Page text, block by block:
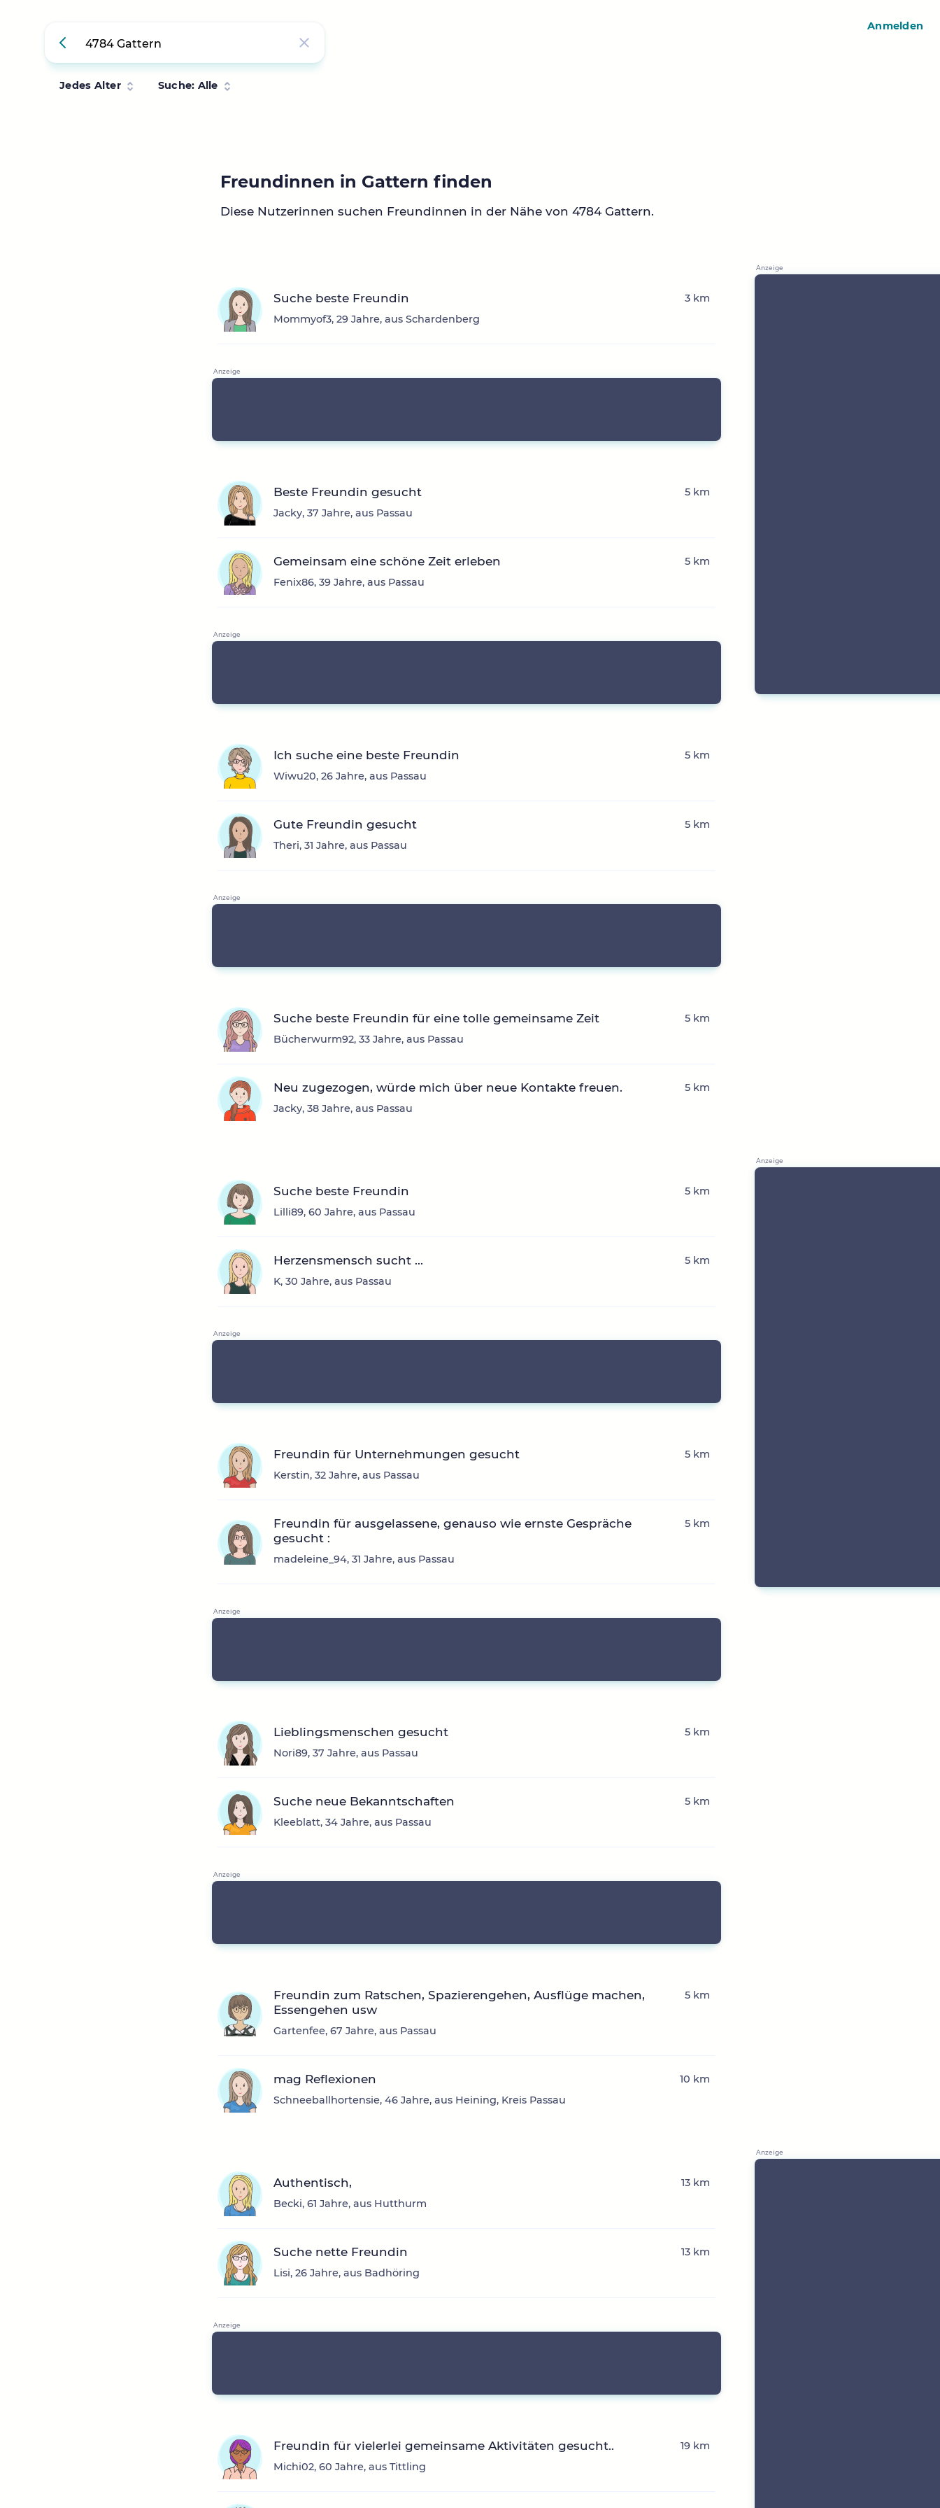
Jedes Alter Suche: Alle
Freundinnen in Gattern finden
Diese Nutzerinnen suchen Freundinnen in der Nähe von 4784 Gattern.
Suche beste Freundin
Mommyof3, 29 Jahre, aus Schardenberg
3 km
Beste Freundin gesucht
Jacky, 37 Jahre, aus Passau
5 km
Gemeinsam eine schöne Zeit erleben
Fenix86, 39 Jahre, aus Passau
5 km
Ich suche eine beste Freundin
Wiwu20, 26 Jahre, aus Passau
5 km
Gute Freundin gesucht
Theri, 31 Jahre, aus Passau
5 km
Suche beste Freundin für eine tolle gemeinsame Zeit
Bücherwurm92, 33 Jahre, aus Passau
5 km
Neu zugezogen, würde mich über neue Kontakte freuen.
Jacky, 38 Jahre, aus Passau
5 km
Suche beste Freundin
Lilli89, 60 Jahre, aus Passau
5 km
Herzensmensch sucht ...
K, 30 Jahre, aus Passau
5 km
Freundin für Unternehmungen gesucht
Kerstin, 32 Jahre, aus Passau
5 km
Freundin für ausgelassene, genauso wie ernste Gespräche
gesucht :
madeleine_94, 31 Jahre, aus Passau
5 km
Lieblingsmenschen gesucht
Nori89, 37 Jahre, aus Passau
5 km
Suche neue Bekanntschaften
Kleeblatt, 34 Jahre, aus Passau
5 km
Freundin zum Ratschen, Spazierengehen, Ausflüge machen,
Essengehen usw
Gartenfee, 67 Jahre, aus Passau
5 km
mag Reflexionen
Schneeballhortensie, 46 Jahre, aus Heining, Kreis Passau
10 km
Authentisch,
Becki, 61 Jahre, aus Hutthurm
13 km
Suche nette Freundin
Lisi, 26 Jahre, aus Badhöring
13 km
Freundin für vielerlei gemeinsame Aktivitäten gesucht..
Michi02, 60 Jahre, aus Tittling
19 km
Anmelden